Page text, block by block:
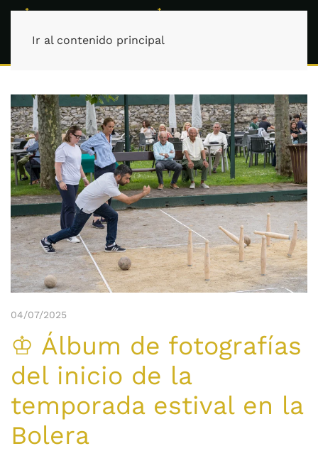
Ir al contenido principal
04/07/2025
♔ Álbum de fotografías
del inicio de la
temporada estival en la
Bolera